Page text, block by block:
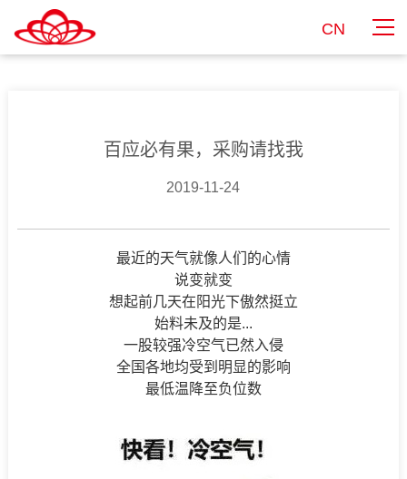
CN
百应必有果，采购请找我
2019-11-24
最近的天气就像人们的心情
说变就变
想起前几天在阳光下傲然挺立
始料未及的是...
一股较强冷空气已然入侵
全国各地均受到明显的影响
最低温降至负位数